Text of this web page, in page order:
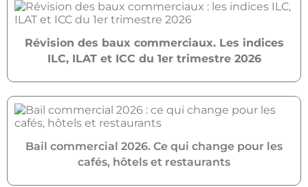
Révision des baux commerciaux. Les indices
ILC, ILAT et ICC du 1er trimestre 2026
Bail commercial 2026. Ce qui change pour les
cafés, hôtels et restaurants